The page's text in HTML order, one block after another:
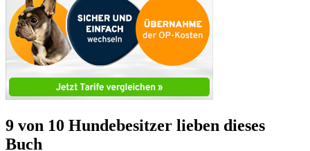
9 von 10 Hundebesitzer lieben dieses
Buch